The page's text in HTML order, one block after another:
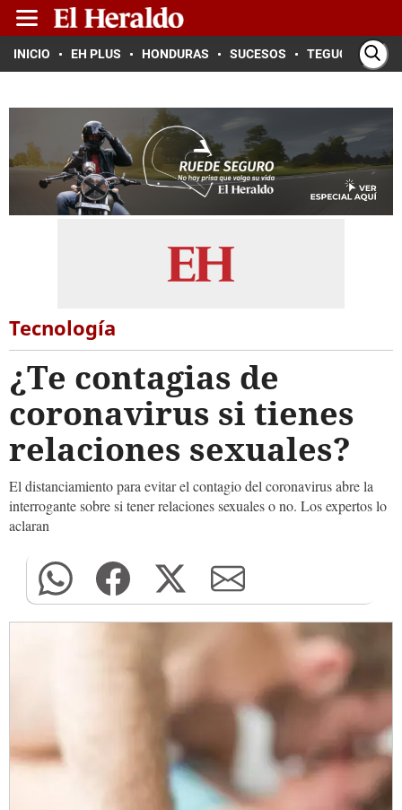
INICIO EH PLUS HONDURAS SUCESOS TEGUCIGALPA
Tecnología
¿Te contagias de
coronavirus si tienes
relaciones sexuales?
El distanciamiento para evitar el contagio del coronavirus abre la
interrogante sobre si tener relaciones sexuales o no. Los expertos lo
aclaran